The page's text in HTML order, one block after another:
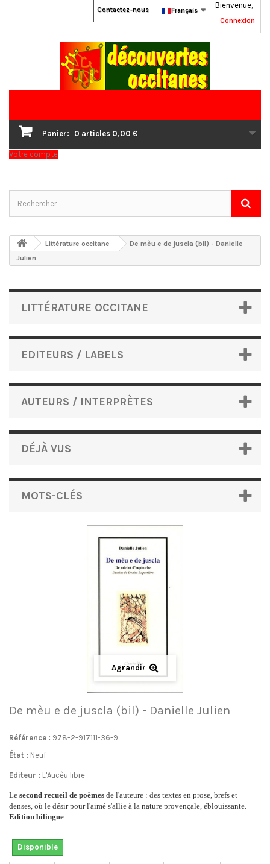
Bienvenue,
Connexion
Français
Contactez-nous
Panier: 0 articles 0,00 €
Votre compte
Littérature occitane
De mèu e de juscla (bil) - Danielle
Julien
LITTÉRATURE OCCITANE
EDITEURS / LABELS
AUTEURS / INTERPRÈTES
DÉJÀ VUS
MOTS-CLÉS
Agrandir
De mèu e de juscla (bil) - Danielle Julien
Référence : 978-2-917111-36-9
État : Neuf
Editeur : L'Aucèu libre
Le second recueil de poèmes de l'auteure : des textes en prose, brefs et
denses, où le désir pour l'aimé s'allie à la nature provençale, éblouissante.
Edition bilingue.
Disponible